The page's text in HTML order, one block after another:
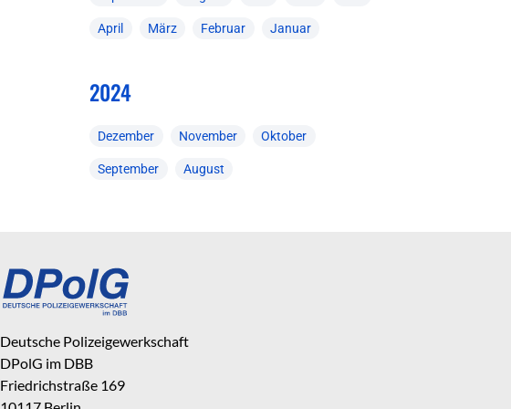
April März Februar Januar
2024
Dezember November Oktober
September August
Deutsche Polizeigewerkschaft
DPolG im DBB
Friedrichstraße 169